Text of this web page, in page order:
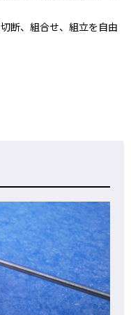
断、組合せ、組立を自由